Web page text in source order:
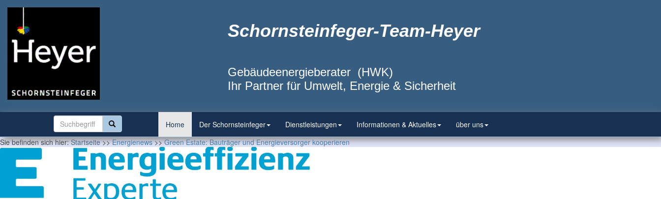
Schornsteinfeger-Team-Heyer
Gebäudeenergieberater (HWK)
Ihr Partner für Umwelt, Energie & Sicherheit
Home Der Schornsteinfeger Dienstleistungen Informationen & Aktuelles
über uns
Sie befinden sich hier:Startseite>>Energienews>>Green Estate: Bauträger und Energieversorger kooperieren